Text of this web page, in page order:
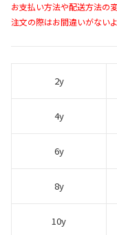
お支払い方法や配送方法の
注文の際はお間違いがない
2y
4y
6y
8y
10y